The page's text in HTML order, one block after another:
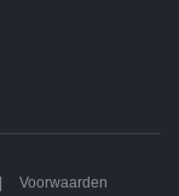
Voorwaarden